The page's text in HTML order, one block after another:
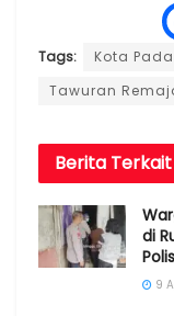
Tags:
Kota
Tawuran
Berita Terkait
di
9